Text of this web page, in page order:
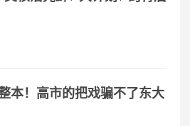
本！高市的把戏骗不了东大